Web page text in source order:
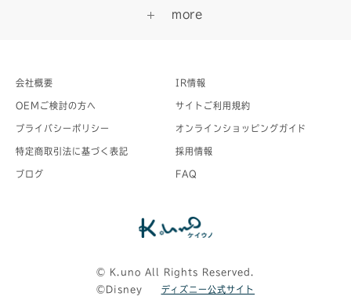
会社概要 IR情報
OEMご検討の方へ サイトご利用規約
プライバシーポリシー オンラインショッピングガイド
特定商取引法に基づく表記 採用情報
ブログ FAQ
©︎ K.uno All Rights Reserved.
©Disney ディズニー公式サイト